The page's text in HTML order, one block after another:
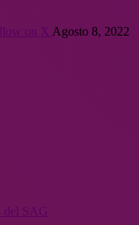
Agosto 8, 2022